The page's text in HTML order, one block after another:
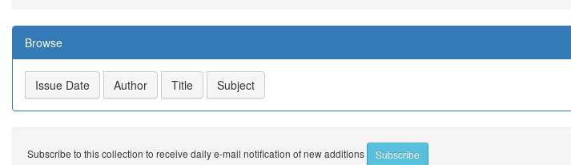
Browse
Subscribe to this collection to receive daily e-mail notification of new additions